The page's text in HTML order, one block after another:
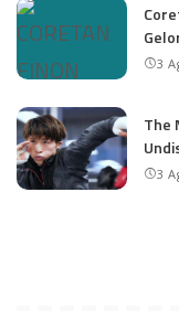
3
The
3